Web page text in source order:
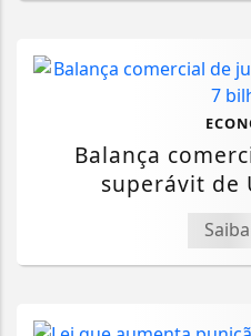
Balança
superávit de